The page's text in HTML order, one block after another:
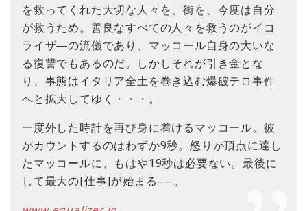
を救ってくれた大切な人々を、街を、今度は自分
が救うため。善良なすべての人々を救うのがイコ
ライザ―の流儀であり、マッコール自身の大いな
る復讐でもあるのだ。しかしそれが引き金とな
り、事態はイタリア全土を巻き込む爆破テロ事件
へと拡大してゆく・・・。
一度外した時計を再び身に着けるマッコール。彼
がカウントするのはわずか9秒。怒りが頂点に達し
たマッコールに、もはや19秒は必要ない。最後に
して最大の[仕事]が始まる──。